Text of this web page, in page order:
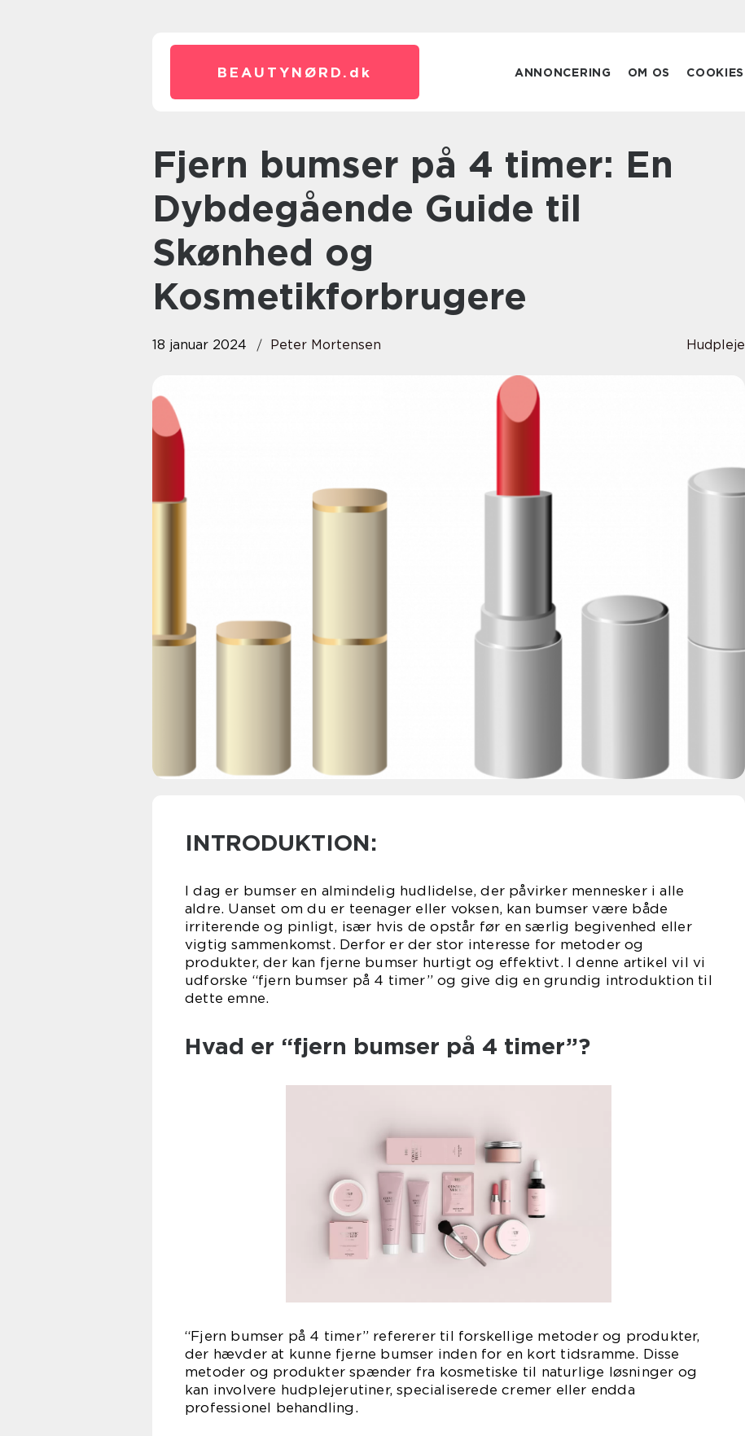
BEAUTYNØRD. dk ANNONCERING OM OS COOKIES
Fjern bumser på 4 timer: En
Dybdegående Guide til
Skønhed og
Kosmetikforbrugere
18 januar 2024 Peter Mortensen Hudpleje
INTRODUKTION:
I dag er bumser en almindelig hudlidelse, der påvirker mennesker i alle
aldre. Uanset om du er teenager eller voksen, kan bumser være både
irriterende og pinligt, især hvis de opstår før en særlig begivenhed eller
vigtig sammenkomst. Derfor er der stor interesse for metoder og
produkter, der kan fjerne bumser hurtigt og effektivt. I denne artikel vil vi
udforske “fjern bumser på 4 timer” og give dig en grundig introduktion til
dette emne.
Hvad er “fjern bumser på 4 timer”?
“Fjern bumser på 4 timer” refererer til forskellige metoder og produkter,
der hævder at kunne fjerne bumser inden for en kort tidsramme. Disse
metoder og produkter spænder fra kosmetiske til naturlige løsninger og
kan involvere hudplejerutiner, specialiserede cremer eller endda
professionel behandling.